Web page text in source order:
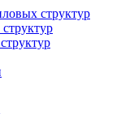
структур